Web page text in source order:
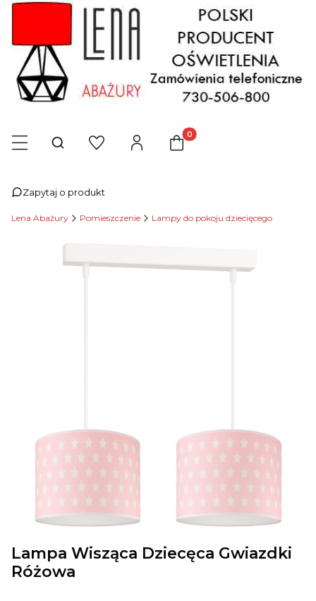
Otwórz wyszukiwarkę Produkty w koszyku: 0.
Zapytaj o produkt
Lena Abażury Pomieszczenie Lampy do pokoju dziecięcego
Lampa Wisząca Dziecęca Gwiazdki
Różowa